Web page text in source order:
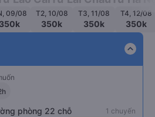
09/08
350k
T2, 10/08
350k
T3, 11/08
350k
T4, 12/08
350k
expand_less
phòng 22 chỗ 1 chuyến